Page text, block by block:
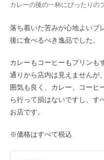
カレーの後の一杯にぴったりの
落ち着いた苦みが心地よいブ
後に食べるべき逸品でした。
カレーもコーヒーもプリンも
通りから店内は見えませんが
囲気も良く、カレー、コーヒ
ら行って損はないですし、す
お店です。
※価格はすべて税込